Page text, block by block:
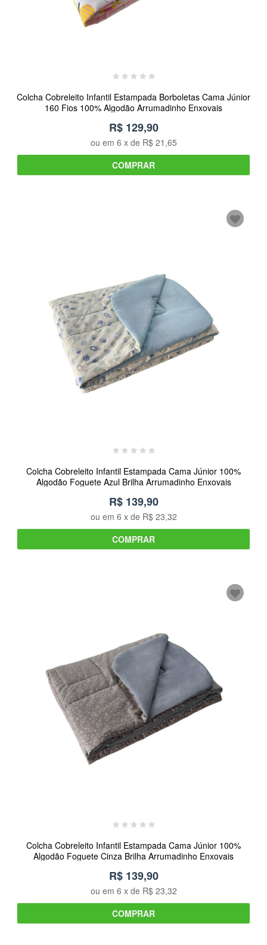
Colcha Cobreleito Infantil Estampada Borboletas Cama Júnior
160 Fios 100% Algodão Arrumadinho Enxovais
R$ 129,90
ou em 6 x de R$ 21,65
COMPRAR
Colcha Cobreleito Infantil Estampada Cama Júnior 100%
Algodão Foguete Azul Brilha Arrumadinho Enxovais
R$ 139,90
ou em 6 x de R$ 23,32
COMPRAR
Colcha Cobreleito Infantil Estampada Cama Júnior 100%
Algodão Foguete Cinza Brilha Arrumadinho Enxovais
R$ 139,90
ou em 6 x de R$ 23,32
COMPRAR